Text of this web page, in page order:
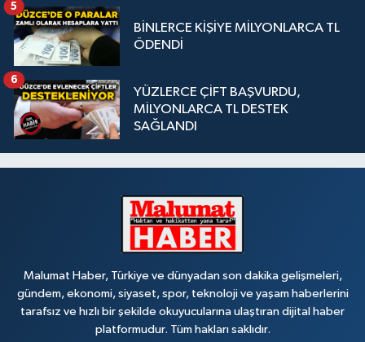
BİNLERCE KİŞİYE MİLYONLARCA TL
ÖDENDİ
5
YÜZLERCE ÇİFT BAŞVURDU,
MİLYONLARCA TL DESTEK
SAĞLANDI
6
Malumat Haber, Türkiye ve dünyadan son dakika gelişmeleri,
gündem, ekonomi, siyaset, spor, teknoloji ve yaşam haberlerini
tarafsız ve hızlı bir şekilde okuyucularına ulaştıran dijital haber
platformudur. Tüm hakları saklıdır.